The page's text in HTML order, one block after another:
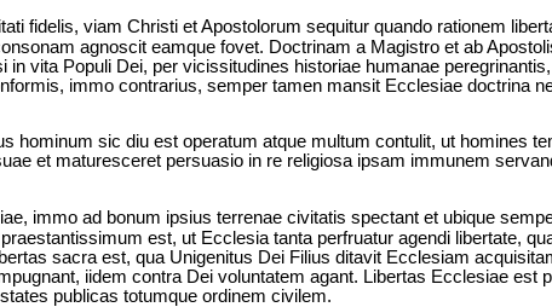
fidelis, viam Christi et Apostolorum sequitur quando rationem
agnoscit eamque fovet. Doctrinam a Magistro et ab
in vita Populi Dei, per vicissitudines historiae humanae
immo contrarius, semper tamen mansit Ecclesiae doctrina
hominum sic diu est operatum atque multum contulit, ut homines
et maturesceret persuasio in re religiosa ipsam immunem
immo ad bonum ipsius terrenae civitatis spectant et ubique
est, ut Ecclesia tanta perfruatur agendi libertate,
sacra est, qua Unigenitus Dei Filius ditavit Ecclesiam
iidem contra Dei voluntatem agant. Libertas Ecclesiae est
publicas totumque ordinem civilem.